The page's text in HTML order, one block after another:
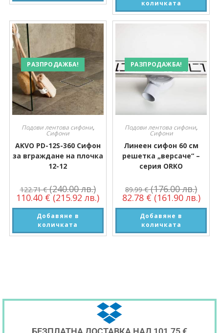
количката
РАЗПРОДАЖБА!
Подови лентова сифони,
Сифони
AKVO PD-12S-360 Сифон
за вграждане на плочка
12-12
122.71€ (240.00 лв.)
110.40 € (215.92 лв.)
Добавяне в
количката
РАЗПРОДАЖБА!
Подови лентова сифони,
Сифони
Линеен сифон 60 см
решетка „версаче“ –
серия ORKO
89.99€ (176.00 лв.)
82.78 € (161.90 лв.)
Добавяне в
количката